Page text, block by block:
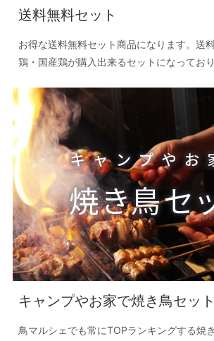
送料無料セット
お得な送料無料セット商品になります。送
鶏・国産鶏が購入出来るセットになっており
キャンプやお家で焼き鳥セット
鳥マルシェでも常にTOPランキングする焼